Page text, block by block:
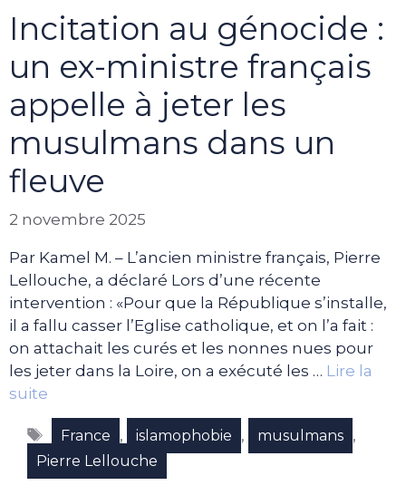
Incitation au génocide :
un ex-ministre français
appelle à jeter les
musulmans dans un
fleuve
2 novembre 2025
Par Kamel M. – L’ancien ministre français, Pierre
Lellouche, a déclaré Lors d’une récente
intervention : «Pour que la République s’installe,
il a fallu casser l’Eglise catholique, et on l’a fait :
on attachait les curés et les nonnes nues pour
les jeter dans la Loire, on a exécuté les … Lire la
suite
Étiquettes
France , islamophobie , musulmans ,
Pierre Lellouche